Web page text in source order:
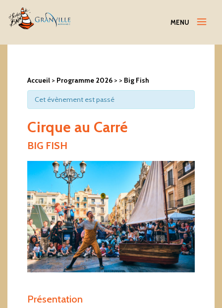
Menu
MENU
Accueil > Programme 2026 > > Big Fish
Cet évènement est passé
Cirque au Carré
BIG FISH
Présentation